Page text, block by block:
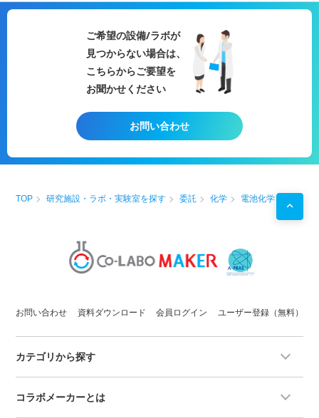
ご希望の設備/ラボが
見つからない場合は、
こちらからご要望を
お聞かせください
お問い合わせ
TOP 研究施設・ラボ・実験室を探す 委託 化学 電池化学
お問い合わせ 資料ダウンロード 会員ログイン ユーザー登録（無料）
カテゴリから探す
コラボメーカーとは